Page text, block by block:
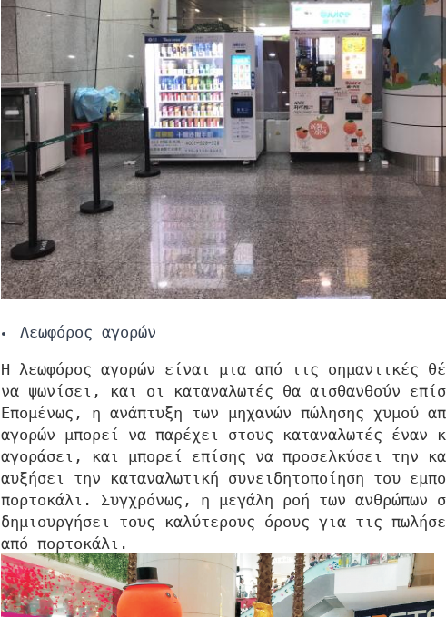
Λεωφόρος αγορών
Η λεωφόρος αγορών είναι μια από τις σημαντικές
να ψωνίσει, και οι καταναλωτές θα αισθανθούν
Επομένως, η ανάπτυξη των μηχανών πώλησης χυμού
αγορών μπορεί να παρέχει στους καταναλωτές έναν
αγοράσει, και μπορεί επίσης να προσελκύσει την
αυξήσει την καταναλωτική συνειδητοποίηση του
πορτοκάλι. Συγχρόνως, η μεγάλη ροή των ανθρώπων
δημιουργήσει τους καλύτερους όρους για τις
από πορτοκάλι.